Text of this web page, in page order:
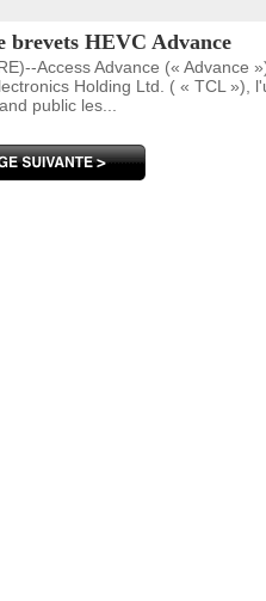
HEVC Advance
Access Advance (« Advance
Holding Ltd. ( « TCL »),
public les...